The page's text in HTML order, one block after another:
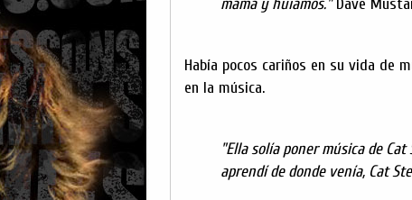
mama y huíamos."Dave
Había pocos cariños en su vida de
en la música.
"Ella solía poner música de
aprendí de donde venía, Cat